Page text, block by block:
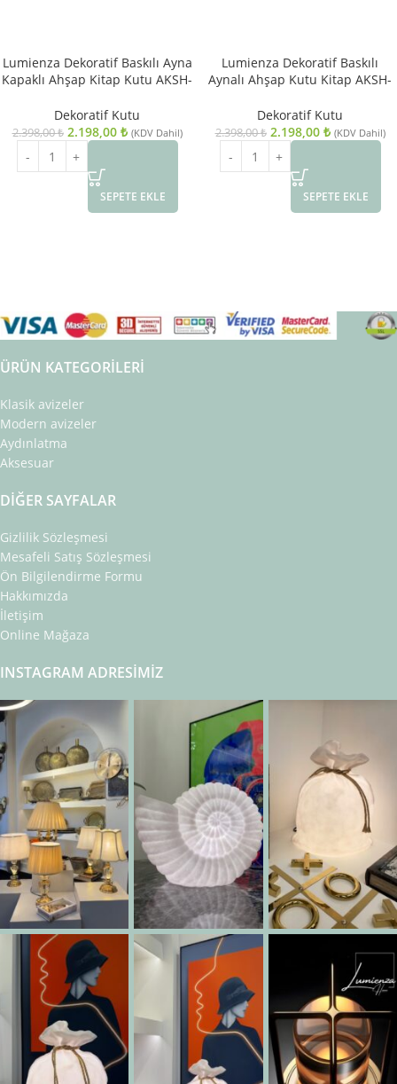
Lumienza Dekoratif Baskılı Ayna
Kapaklı Ahşap Kitap Kutu AKSH-
Dekoratif Kutu
2.398,00₺ 2.198,00 ₺ (KDV Dahil)
SEPETE EKLE
Lumienza Dekoratif Baskılı
Aynalı Ahşap Kutu Kitap AKSH-
Dekoratif Kutu
2.398,00₺ 2.198,00 ₺ (KDV Dahil)
SEPETE EKLE
ÜRÜN KATEGORILERI
Klasik avizeler
Modern avizeler
Aydınlatma
Aksesuar
DIĞER SAYFALAR
Gizlilik Sözleşmesi
Mesafeli Satış Sözleşmesi
Ön Bilgilendirme Formu
Hakkımızda
İletişim
Online Mağaza
INSTAGRAM ADRESIMIZ